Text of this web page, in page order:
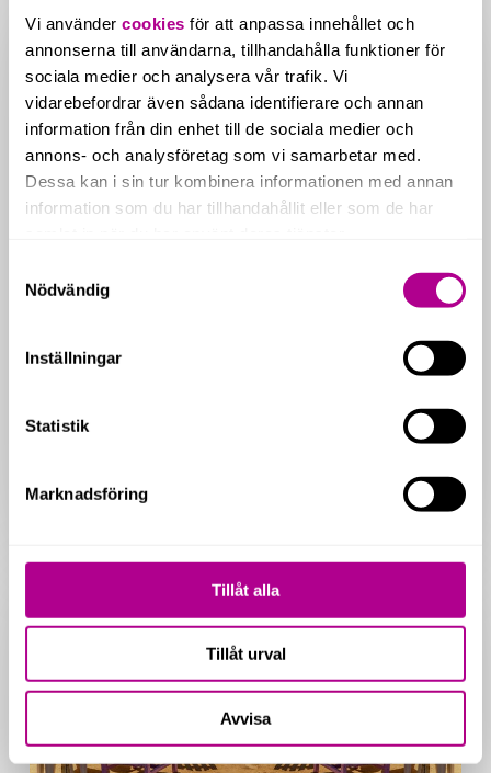
Vi använder cookies för att anpassa innehållet och
annonserna till användarna, tillhandahålla funktioner för
sociala medier och analysera vår trafik. Vi
vidarebefordrar även sådana identifierare och annan
information från din enhet till de sociala medier och
annons- och analysföretag som vi samarbetar med.
Dessa kan i sin tur kombinera informationen med annan
information som du har tillhandahållit eller som de har
Nödvändig
Inställningar
Statistik
Marknadsföring
Tillåt alla
Tillåt urval
Avvisa
för
fastighetsbolag
från
2026
Nya redovisningskrav för
Från och med 2026 gäller nya redovisningsregler för
Korta
arbetsgivare
anställda